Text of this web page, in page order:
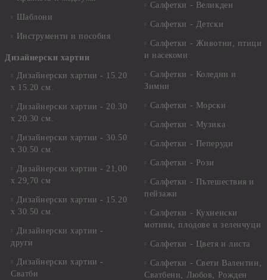
Шаблони
Инструменти и пособия
Дизайнерски хартии
Дизайнерски хартии - 15.20
х 15.20 см.
Дизайнерски хартии - 20.30
х 20.30 см.
Дизайнерски хартии - 30.50
х 30.50 см.
Дизайнерски хартии - 21,00
х 29,70 см
Дизайнерски хартии - 15.20
x 30.50 см.
Дизайнерски хартии -
други
Дизайнерски хартии -
Сватби
Салфетки - Великден
Салфетки - Детски
Салфетки - Животни, птици
и насекоми
Салфетки - Коледни и
Зимни
Салфетки - Морски
Салфетки - Музика
Салфетки - Пеперуди
Салфетки - Рози
Салфетки - Пътешествия и
пейзажи
Салфетки - Кухненски
мотиви, плодове и зеленчуци
Салфетки - Цветя и листа
Салфетки - Свети Валентин,
Сватбени, Любов, Рожден